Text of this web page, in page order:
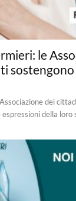
le
dei
della